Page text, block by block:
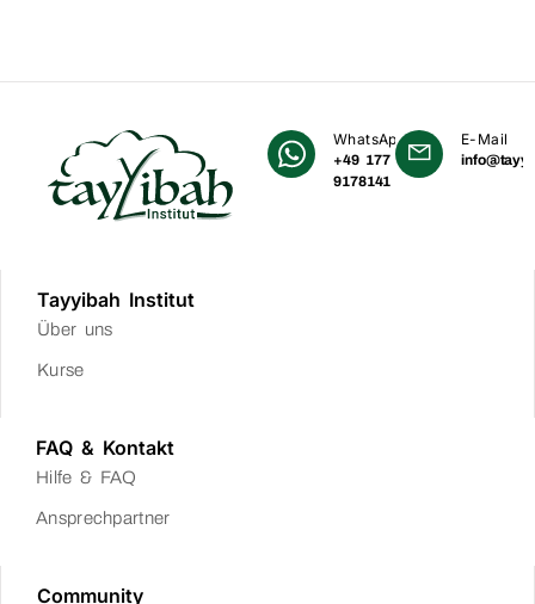
WhatsApp
+49 177
9178141
E-Mail
Tayyibah Institut
Über uns
Kurse
FAQ & Kontakt
Hilfe & FAQ
Ansprechpartner
Community